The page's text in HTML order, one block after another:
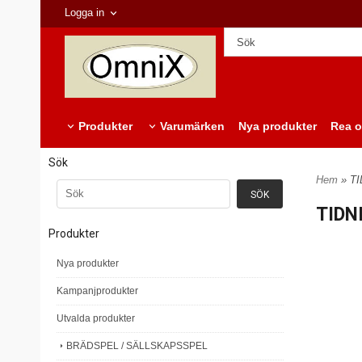
Logga in
Produkter Varumärken Nya produkter Rea
Sök
Produkter
Nya produkter
Kampanjprodukter
Utvalda produkter
BRÄDSPEL / SÄLLSKAPSSPEL
Hem »